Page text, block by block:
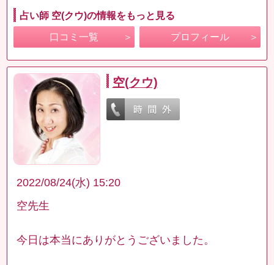
占い師 空(クウ)の情報をもっと見る
口コミ一覧 プロフィール
空(クウ)
2022/08/24(水) 15:20
空先生
今日は本当にありがとうございました。